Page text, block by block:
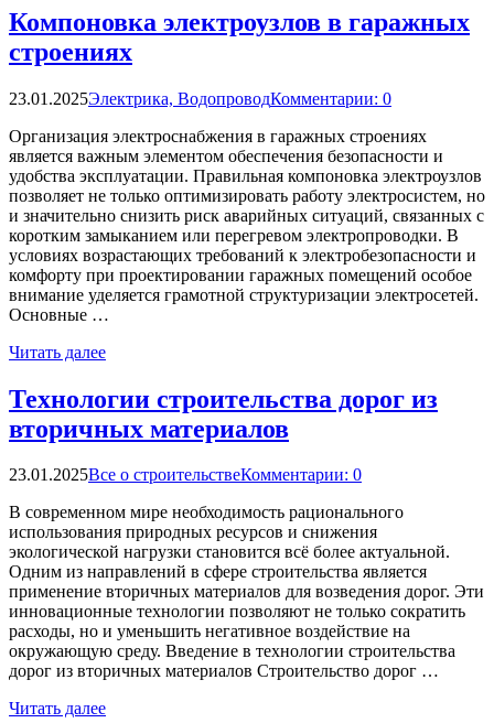
Компоновка электроузлов в гаражных
строениях
23.01.2025Электрика, ВодопроводКомментарии: 0
Организация электроснабжения в гаражных строениях
является важным элементом обеспечения безопасности и
удобства эксплуатации. Правильная компоновка электроузлов
позволяет не только оптимизировать работу электросистем, но
и значительно снизить риск аварийных ситуаций, связанных с
коротким замыканием или перегревом электропроводки. В
условиях возрастающих требований к электробезопасности и
комфорту при проектировании гаражных помещений особое
внимание уделяется грамотной структуризации электросетей.
Основные …
Читать далее
Технологии строительства дорог из
вторичных материалов
23.01.2025Все о строительствеКомментарии: 0
В современном мире необходимость рационального
использования природных ресурсов и снижения
экологической нагрузки становится всё более актуальной.
Одним из направлений в сфере строительства является
применение вторичных материалов для возведения дорог. Эти
инновационные технологии позволяют не только сократить
расходы, но и уменьшить негативное воздействие на
окружающую среду. Введение в технологии строительства
дорог из вторичных материалов Строительство дорог …
Читать далее